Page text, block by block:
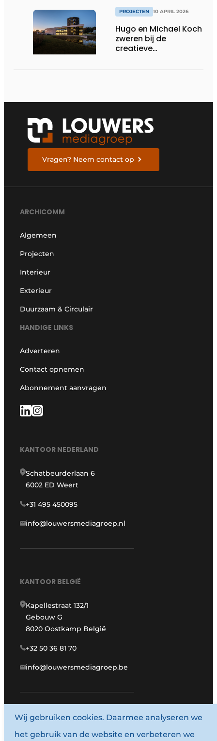
PROJECTEN 10 APRIL 2026
Hugo en Michael Koch
zweren bij de
creatieve
Vragen? Neem contact op
ARCHICOMM
Algemeen
Projecten
Interieur
Exterieur
Duurzaam & Circulair
HANDIGE LINKS
Adverteren
Contact opnemen
Abonnement aanvragen
KANTOOR NEDERLAND
Schatbeurderlaan 6
6002 ED Weert
+31 495 450095
info@louwersmediagroep.nl
KANTOOR BELGIË
Kapellestraat 132/1
Gebouw G
8020 Oostkamp België
+32 50 36 81 70
info@louwersmediagroep.be
www.louwersmediagroep.com
© 1987 - 2026 Louwersmediagroep.
Wij gebruiken cookies. Daarmee analyseren we
het gebruik van de website en verbeteren we